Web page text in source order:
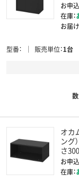
お申
在庫：
お届け
型番 販売単位 1台
オカ
ング
さ
お申
在庫：